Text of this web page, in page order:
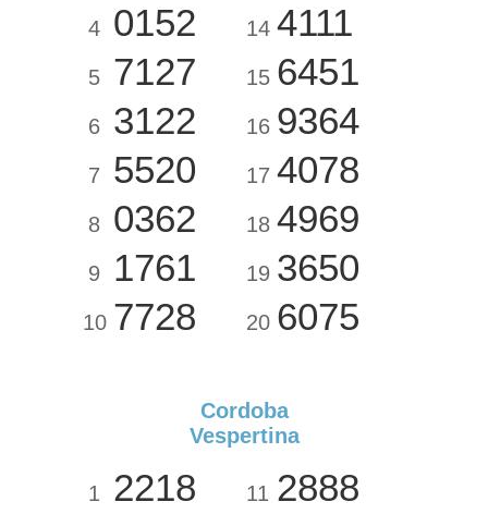
4 0152
5 7127
6 3122
7 5520
8 0362
9 1761
10 7728
14 4111
15 6451
16 9364
17 4078
18 4969
19 3650
20 6075
Cordoba
Vespertina
1 2218 11 2888